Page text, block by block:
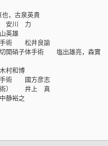
，古泉英貴
安川 力
英雄
手術 松井良諭
開硝子体手術 塩出雄亮，森實
村和博
手術 國方彦志
術） 井上 真
静裕之